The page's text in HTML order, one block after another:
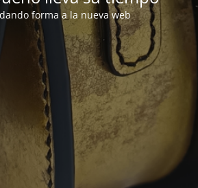
forma a la nueva web